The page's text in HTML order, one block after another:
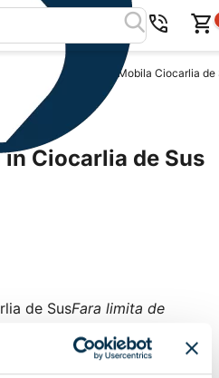
Judetul Constanta Mobila Ciocarlia de
Sus
Ciocarlia de Sus
de SusFara limita de